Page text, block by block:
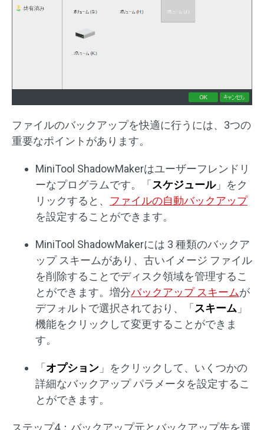
ファイルのバックアップを快適に行うには、3つの
重要なポイントがあります。
MiniTool ShadowMakerはユーザーフレンドリ
ーなプログラムです。「スケジュール」をク
リックすると、 ファイルの自動バックアップ
を設定することができます。
MiniTool ShadowMakerには 3 種類のバックア
ップ スキームがあり、古いイメージ ファイル
を削除することでディスク領域を管理するこ
とができます。増分バックアップ スキームが
デフォルトで選択されており、「スキーム 」
機能をクリックして変更することができま
す。
「オプション 」をクリックして、いくつかの
詳細なバックアップ パラメータを設定するこ
とができます。
ステップ4：バックアップ元とバックアップ先を選